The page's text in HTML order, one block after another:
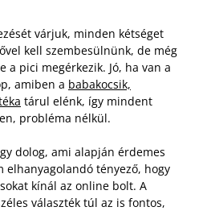
várjuk, minden kétséget
kell szembesülnünk, de még
a pici megérkezik. Jó, ha van a
amiben a babakocsik,
tárul elénk, így mindent
probléma nélkül.
dolog, ami alapján érdemes
elhanyagolandó tényező, hogy
kínál az online bolt. A
választék túl az is fontos,